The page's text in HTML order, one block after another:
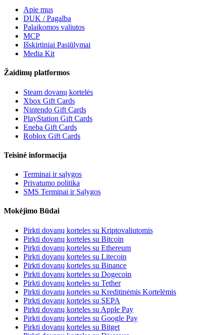
Apie mus
DUK / Pagalba
Palaikomos valiutos
MCP
Išskirtiniai Pasiūlymai
Media Kit
Žaidimų platformos
Steam dovanų kortelės
Xbox Gift Cards
Nintendo Gift Cards
PlayStation Gift Cards
Eneba Gift Cards
Roblox Gift Cards
Teisinė informacija
Terminai ir sąlygos
Privatumo politika
SMS Terminai ir Sąlygos
Mokėjimo Būdai
Pirkti dovanų korteles su Kriptovaliutomis
Pirkti dovanų korteles su Bitcoin
Pirkti dovanų korteles su Ethereum
Pirkti dovanų korteles su Litecoin
Pirkti dovanų korteles su Binance
Pirkti dovanų korteles su Dogecoin
Pirkti dovanų korteles su Tether
Pirkti dovanų korteles su Kreditinėmis Kortelėmis
Pirkti dovanų korteles su SEPA
Pirkti dovanų korteles su Apple Pay
Pirkti dovanų korteles su Google Pay
Pirkti dovanų korteles su Bitget